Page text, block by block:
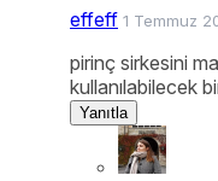
effeff 1 Temmuz
pirinç sirkesini
kullanılabilecek
Yanıtla